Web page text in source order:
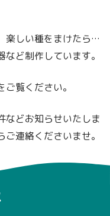
楽しい種をまけたら…
ど制作しています。
ご覧ください。
などお知らせいたしま
ご連絡くださいませ。